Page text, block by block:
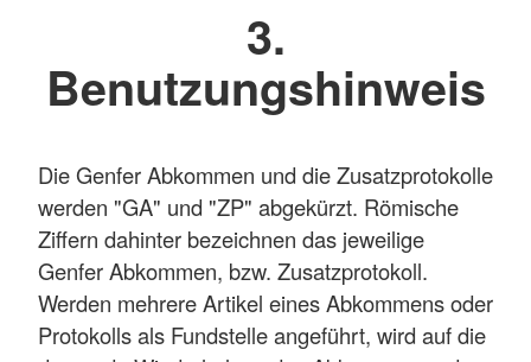
3.
Benutzungshinweis
Die Genfer Abkommen und die Zusatzprotokolle
werden "GA" und "ZP" abgekürzt. Römische
Ziffern dahinter bezeichnen das jeweilige
Genfer Abkommen, bzw. Zusatzprotokoll.
Werden mehrere Artikel eines Abkommens oder
Protokolls als Fundstelle angeführt, wird auf die